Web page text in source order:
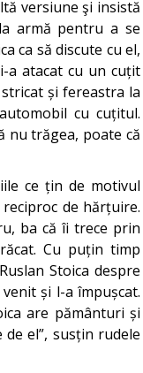
versiune şi insistă
armă pentru a se
ca să discute cu el,
a atacat cu un cuțit
și fereastra la
cu cuțitul.
nu trăgea, poate că
ce țin de motivul
de hărțuire.
ba că îi trece prin
Cu puțin timp
Stoica despre
și l-a împușcat.
are pământuri și
el”, susțin rudele